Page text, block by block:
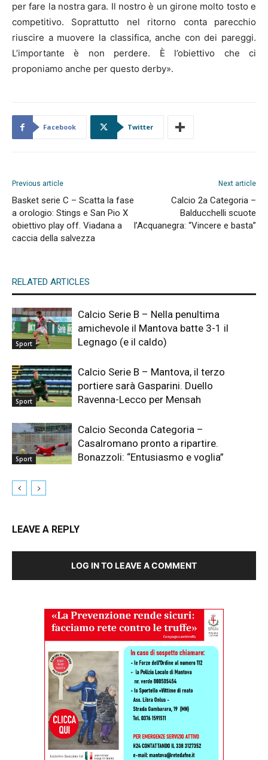
per fare la nostra gara. Il nostro è un girone molto tosto e
competitivo. Soprattutto nel ritorno conta parecchio
riuscire a muovere la classifica, anche con dei pareggi.
L’importante è non perdere. È l’obiettivo che ci
proponiamo anche per questo derby».
Facebook Twitter
Previous article
Basket serie C – Scatta la fase
a orologio: Stings e San Pio X
obiettivo play off. Viadana a
caccia della salvezza
Next article
Calcio 2a Categoria –
Balducchelli scuote
l’Acquanegra: “Vincere e basta”
RELATED ARTICLES
Sport
Calcio Serie B – Nella penultima
amichevole il Mantova batte 3-1 il
Legnago (e il caldo)
Sport
Calcio Serie B – Mantova, il terzo
portiere sarà Gasparini. Duello
Ravenna-Lecco per Mensah
Sport
Calcio Seconda Categoria –
Casalromano pronto a ripartire.
Bonazzoli: “Entusiasmo e voglia”
LEAVE A REPLY
LOG IN TO LEAVE A COMMENT